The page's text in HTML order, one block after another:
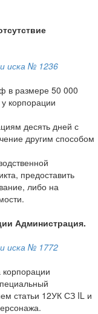
иска № 1236
в размере 50 000
у корпорации
десять дней с
другим способом
предоставить
либо на
Администрация.
иска № 1772
статьи 12УК СЗ IL и